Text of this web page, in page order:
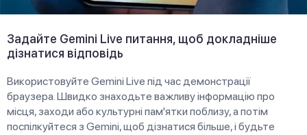
Задайте Gemini Live питання, щоб докладніше
дізнатися відповідь
Використовуйте Gemini Live під час демонстрації
браузера. Швидко знаходьте важливу інформацію про
місця, заходи або культурні пам'ятки поблизу, а потім
поспілкуйтеся з Gemini, щоб дізнатися більше, і будьте